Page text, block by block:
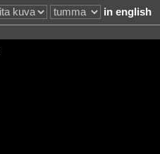
in english